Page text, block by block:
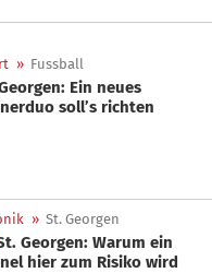
» Fussball
Ein neues
soll’s richten
» St. Georgen
hier zum Risiko wird